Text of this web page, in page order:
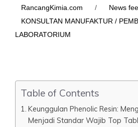
RancangKimia.com / News
KONSULTAN MANUFAKTUR /
LABORATORIUM
Table of Contents
Keunggulan Phenolic Resin:
Menjadi Standar Wajib Top